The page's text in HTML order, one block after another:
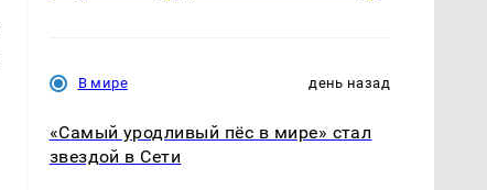
В мире день назад
«Самый уродливый пёс в мире» стал
звездой в Сети